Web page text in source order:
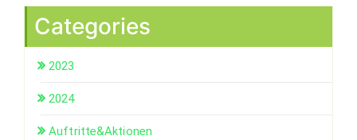
Categories
2023
2024
Auftritte&Aktionen